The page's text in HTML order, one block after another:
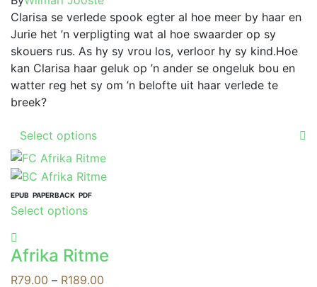
the
product
page
options
may
be
chosen
on
page
R99.00
through
R249.00
Clarisa se verlede spook egter al hoe meer by haar en
Jurie het ’n verpligting wat al hoe swaarder op sy
skouers rus. As hy sy vrou los, verloor hy sy kind.Hoe
kan Clarisa haar geluk op ’n ander se ongeluk bou en
watter reg het sy om ’n belofte uit haar verlede te
breek?
Select options
has
multiple
be
EPUB PAPERBACK PDF
Select optionsThis
multiple
variants.
Afrika Ritme
R79.00 – R189.00